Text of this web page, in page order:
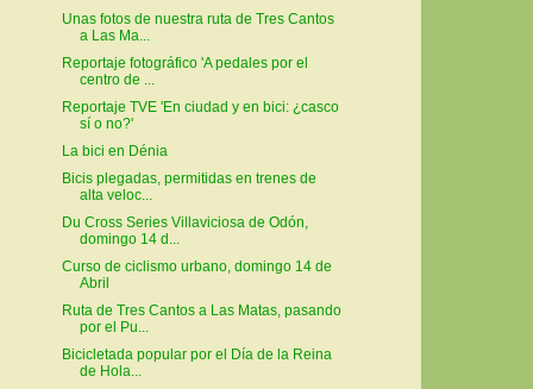
Unas fotos de nuestra ruta de Tres Cantos
a Las Ma...
Reportaje fotográfico 'A pedales por el
centro de ...
Reportaje TVE 'En ciudad y en bici: ¿casco
sí o no?'
La bici en Dénia
Bicis plegadas, permitidas en trenes de
alta veloc...
Du Cross Series Villaviciosa de Odón,
domingo 14 d...
Curso de ciclismo urbano, domingo 14 de
Abril
Ruta de Tres Cantos a Las Matas, pasando
por el Pu...
Bicicletada popular por el Día de la Reina
de Hola...